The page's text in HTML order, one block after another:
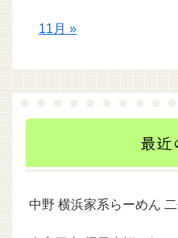
11月 »
最近
中野 横浜家系らーめん